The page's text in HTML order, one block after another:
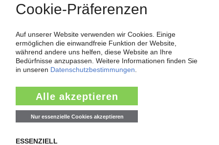
Südeuropas Autoindustrie als Krisenverlierer /
Dudenhöffer: „Nachhaltige Schädigung" / 25
Prozent der Zulieferer könnten die Krise nicht
überleben / Weltmarkt-Prognose Sommer 2012
des Duisburger CAR
24.08.2012